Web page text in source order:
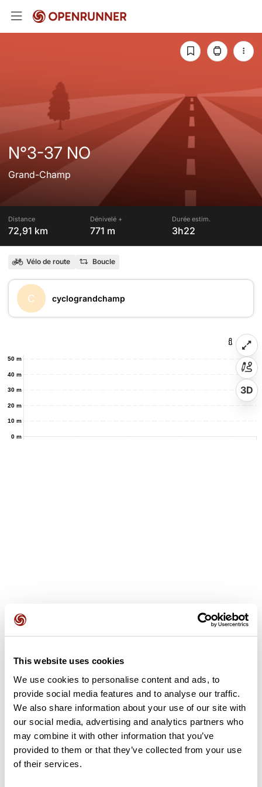
This website uses cookies
We use cookies to personalise content and ads, to
provide social media features and to analyse our traffic.
We also share information about your use of our site with
our social media, advertising and analytics partners who
may combine it with other information that you’ve
provided to them or that they’ve collected from your use
of their services.
N°3-37 NO
Grand-Champ
Distance
72,91 km
Dénivelé +
771 m
Durée estim.
3h22
Vélo de route Boucle
C cyclograndchamp
0 m
10 m
20 m
30 m
40 m
50 m
3D
Avis des utilisateurs
Soyez le premier à ajouter un avis !
Ajouter un avis
Résumé